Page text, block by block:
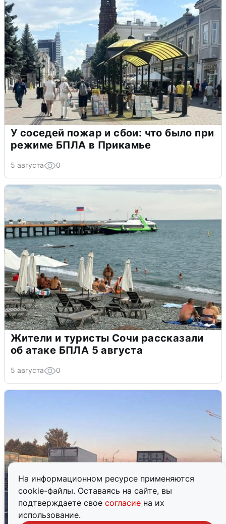
На информационном ресурсе применяются
cookie-файлы. Оставаясь на сайте, вы
подтверждаете свое согласие на их
использование.
У соседей пожар и сбои: что было при
режиме БПЛА в Прикамье
5 августа 0
Жители и туристы Сочи рассказали
об атаке БПЛА 5 августа
5 августа 0